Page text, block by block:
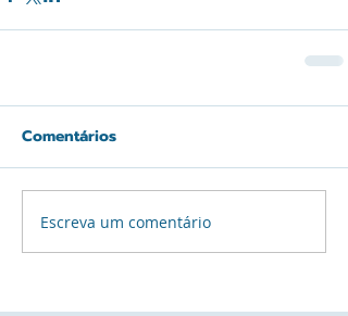
Comentários
Escreva um comentário